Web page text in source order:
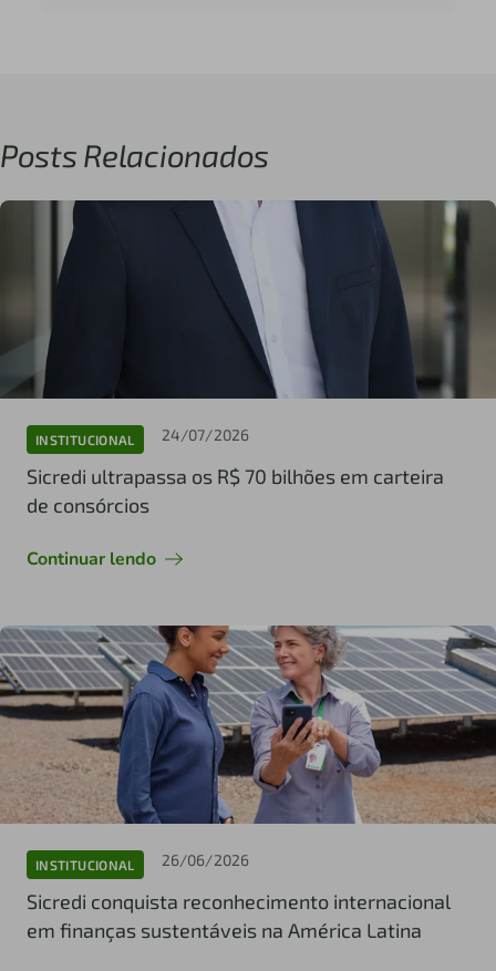
Posts Relacionados
INSTITUCIONAL 24/07/2026
Sicredi ultrapassa os R$ 70 bilhões em carteira
de consórcios
Continuar lendo
INSTITUCIONAL 26/06/2026
Sicredi conquista reconhecimento internacional
em finanças sustentáveis na América Latina